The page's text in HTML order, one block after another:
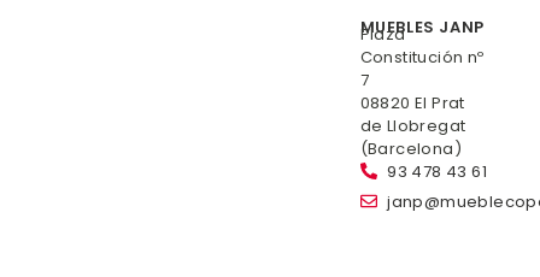
MUEBLES JANP
Plaza
Constitución nº
7
08820 El Prat
de Llobregat
(Barcelona)
93 478 43 61